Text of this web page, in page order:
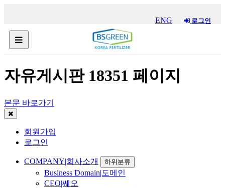
ENG 로그인
자유게시판 18351 페이지
본문 바로가기
회원가입
로그인
COMPANY|회사소개 하위분류
Business Domain|도메인
CEO|쎄오